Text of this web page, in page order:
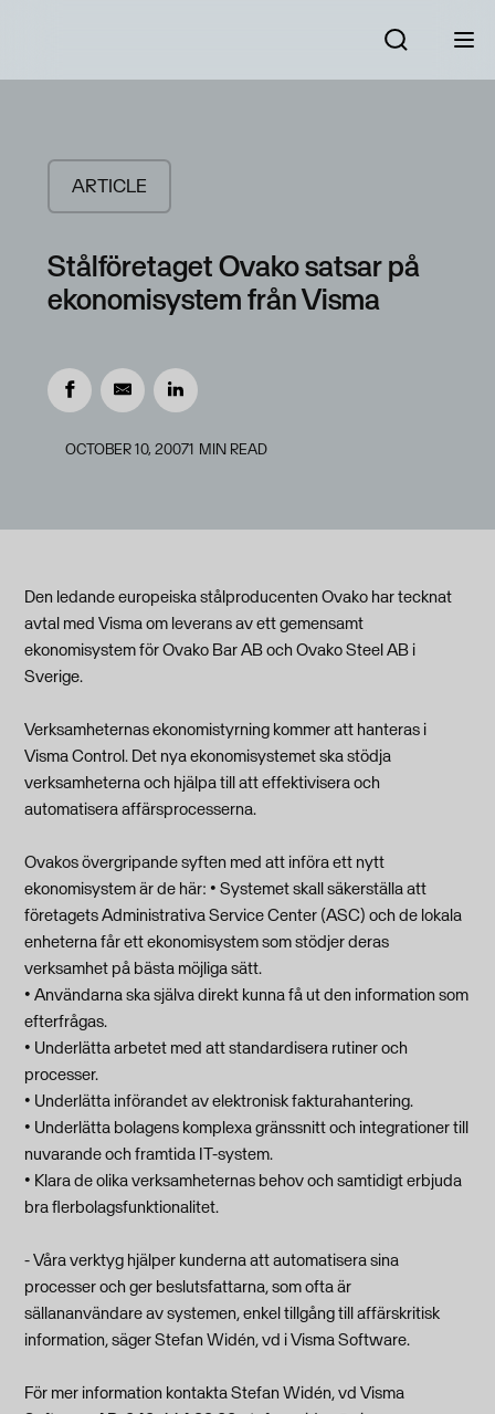
ARTICLE
Stålföretaget Ovako satsar på
ekonomisystem från Visma
OCTOBER 10, 20071 MIN READ
Den ledande europeiska stålproducenten Ovako har tecknat
avtal med Visma om leverans av ett gemensamt
ekonomisystem för Ovako Bar AB och Ovako Steel AB i
Sverige.
Verksamheternas ekonomistyrning kommer att hanteras i
Visma Control. Det nya ekonomisystemet ska stödja
verksamheterna och hjälpa till att effektivisera och
automatisera affärsprocesserna.
Ovakos övergripande syften med att införa ett nytt
ekonomisystem är de här: • Systemet skall säkerställa att
företagets Administrativa Service Center (ASC) och de lokala
enheterna får ett ekonomisystem som stödjer deras
verksamhet på bästa möjliga sätt.
• Användarna ska själva direkt kunna få ut den information som
efterfrågas.
• Underlätta arbetet med att standardisera rutiner och
processer.
• Underlätta införandet av elektronisk fakturahantering.
• Underlätta bolagens komplexa gränssnitt och integrationer till
nuvarande och framtida IT-system.
• Klara de olika verksamheternas behov och samtidigt erbjuda
bra flerbolagsfunktionalitet.
- Våra verktyg hjälper kunderna att automatisera sina
processer och ger beslutsfattarna, som ofta är
sällananvändare av systemen, enkel tillgång till affärskritisk
information, säger Stefan Widén, vd i Visma Software.
För mer information kontakta Stefan Widén, vd Visma